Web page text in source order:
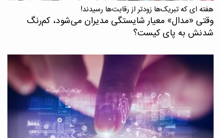
هفته ای که تبریک‌ها زودتر از رقابت‌ها رسیدند!
وقتی «مدال‌» معیار شایستگی مدیران می‌شود، کم‌رنگ
شدنش به پای کیست؟